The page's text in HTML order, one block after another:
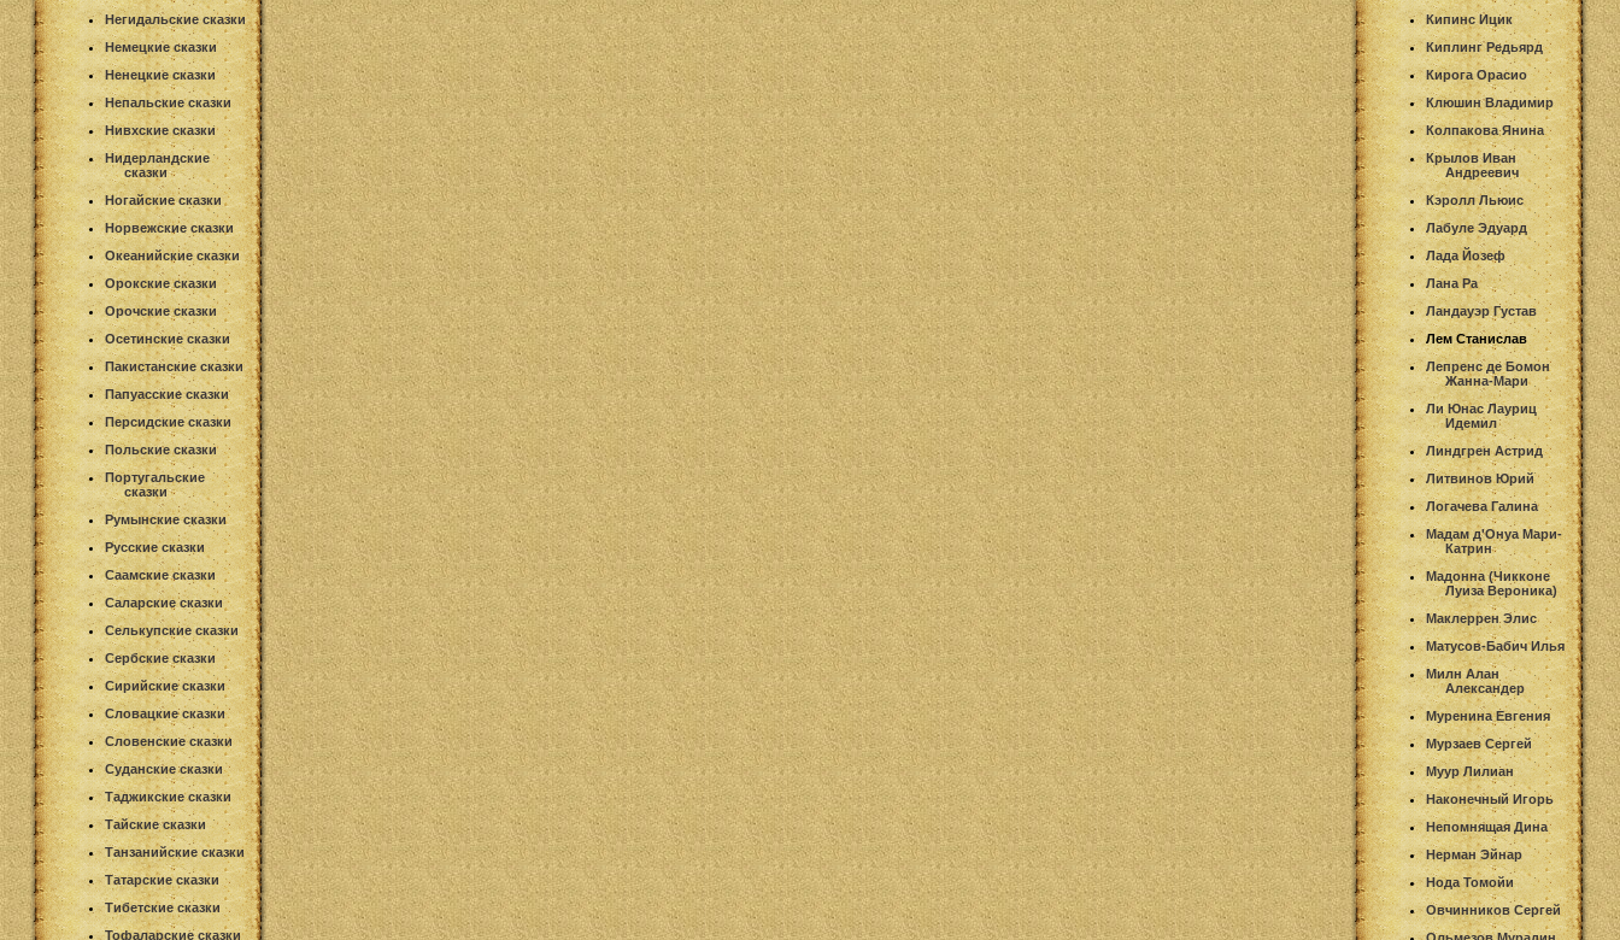
Негидальские сказки
Немецкие сказки
Ненецкие сказки
Непальские сказки
Нивхские сказки
Нидерландские
сказки
Ногайские сказки
Норвежские сказки
Океанийские сказки
Орокские сказки
Орочские сказки
Осетинские сказки
Пакистанские сказки
Папуасские сказки
Персидские сказки
Польские сказки
Португальские
сказки
Румынские сказки
Русские сказки
Саамские сказки
Саларские сказки
Селькупские сказки
Сербские сказки
Сирийские сказки
Словацкие сказки
Словенские сказки
Суданские сказки
Таджикские сказки
Тайские сказки
Танзанийские сказки
Татарские сказки
Тибетские сказки
Тофаларские сказки
Кипинс Ицик
Киплинг Редьярд
Кирога Орасио
Клюшин Владимир
Колпакова Янина
Крылов Иван
Андреевич
Кэролл Льюис
Лабуле Эдуард
Лада Йозеф
Лана Ра
Ландауэр Густав
Лем Станислав
Лепренс де Бомон
Жанна-Мари
Ли Юнас Лауриц
Идемил
Линдгрен Астрид
Литвинов Юрий
Логачева Галина
Мадам д'Онуа Мари-
Катрин
Мадонна (Чикконе
Луиза Вероника)
Маклеррен Элис
Матусов-Бабич Илья
Милн Алан
Александер
Муренина Евгения
Мурзаев Сергей
Муур Лилиан
Наконечный Игорь
Непомнящая Дина
Нерман Эйнар
Нода Томойи
Овчинников Сергей